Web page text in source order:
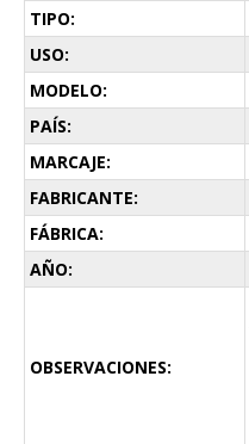
TIPO:
USO:
MODELO:
PAÍS:
MARCAJE:
FABRICANTE:
FÁBRICA:
AÑO:
OBSERVACIONES: